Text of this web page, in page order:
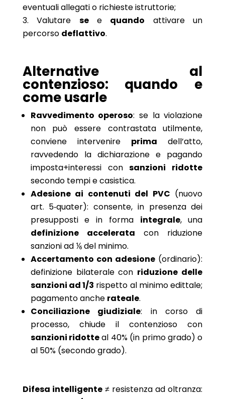
eventuali allegati o richieste istruttorie;
Valutare see quando attivare un
percorso deflattivo.
Alternative al
contenzioso: quando e
come usarle
Ravvedimento operoso: se la violazione
non può essere contrastata utilmente,
conviene intervenire prima dell’atto,
ravvedendo la dichiarazione e pagando
imposta+interessi consanzioni ridotte
secondo tempi e casistica.
Adesione ai contenuti del PVC (nuovo
art. 5‑quater): consente, in presenza dei
presupposti e in forma integrale, una
definizione accelerata con riduzione
sanzioni ad ⅙ del minimo.
Accertamento con adesione (ordinario):
definizione bilaterale con riduzione delle
sanzioni ad 1/3 rispetto al minimo edittale;
pagamento anche rateale.
Conciliazione giudiziale: in corso di
processo, chiude il contenzioso con
sanzioni ridotteal 40% (in primo grado) o
al 50% (secondo grado).
Difesa intelligente≠ resistenza ad oltranza: